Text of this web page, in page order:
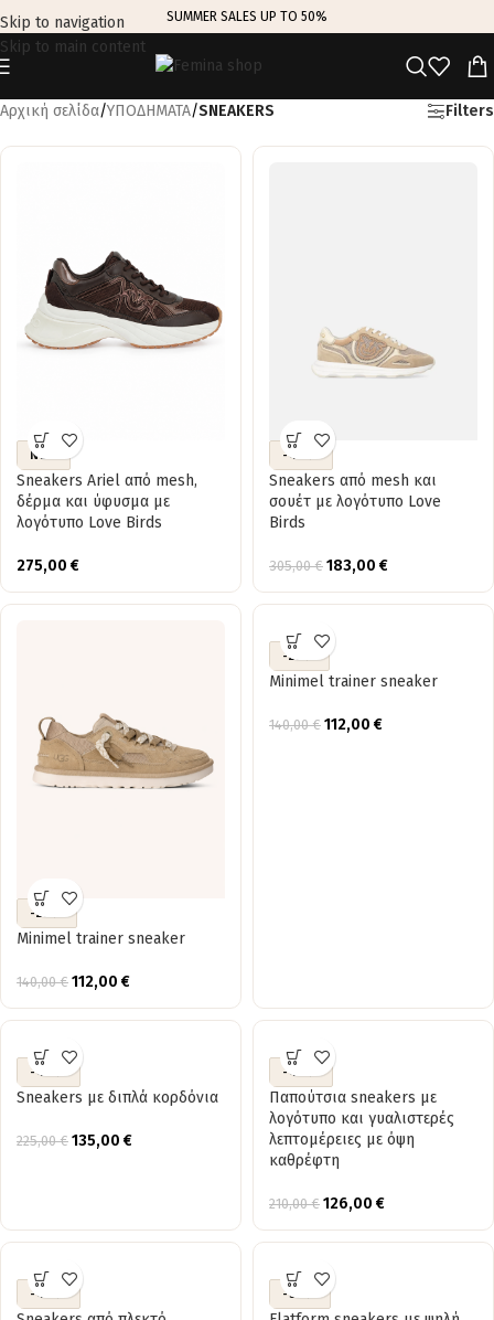
Skip to navigation
Skip to main content
SUMMER SALES UP TO 50%
Αρχική σελίδα/ΥΠΟΔΗΜΑΤΑ/SNEAKERS Filters
NEW
Sneakers Ariel από mesh,
δέρμα και ύφυσμα με
λογότυπο Love Birds
275,00 €
-40%
Sneakers από mesh και
σουέτ με λογότυπο Love
Birds
305,00€ 183,00 €
-20%
Minimel trainer sneaker
140,00€ 112,00 €
-20%
Minimel trainer sneaker
140,00€ 112,00 €
-40%
Sneakers με διπλά κορδόνια
225,00€ 135,00 €
-40%
Παπούτσια sneakers με
λογότυπο και γυαλιστερές
λεπτομέρειες με όψη
καθρέφτη
210,00€ 126,00 €
-40% -50%